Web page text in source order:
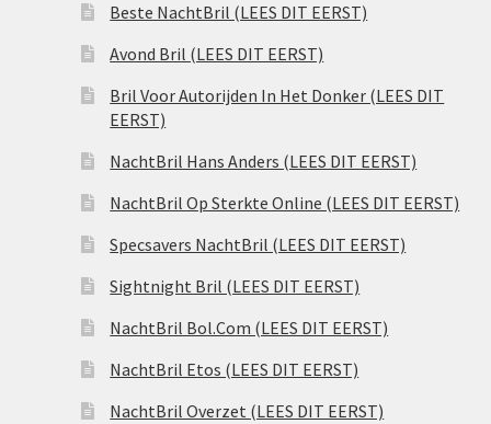
Beste NachtBril (LEES DIT EERST)
Avond Bril (LEES DIT EERST)
Bril Voor Autorijden In Het Donker (LEES DIT
EERST)
NachtBril Hans Anders (LEES DIT EERST)
NachtBril Op Sterkte Online (LEES DIT EERST)
Specsavers NachtBril (LEES DIT EERST)
Sightnight Bril (LEES DIT EERST)
NachtBril Bol.Com (LEES DIT EERST)
NachtBril Etos (LEES DIT EERST)
NachtBril Overzet (LEES DIT EERST)